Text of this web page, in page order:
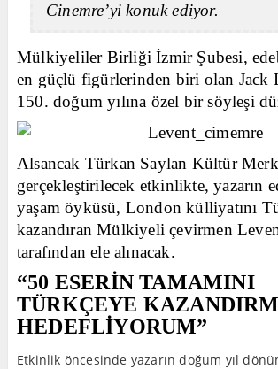
Cinemre’yi konuk ediyor.
Mülkiyeliler Birliği İzmir Şubesi,
en güçlü figürlerinden biri olan Jack
150. doğum yılına özel bir söyleşi
Alsancak Türkan Saylan Kültür
gerçekleştirilecek etkinlikte, yazarın
yaşam öyküsü, London külliyatını
kazandıran Mülkiyeli çevirmen
tarafından ele alınacak.
“50 ESERİN TAMAMINI
TÜRKÇEYE
HEDEFLİYORUM”
Etkinlik öncesinde yazarın doğum yıl